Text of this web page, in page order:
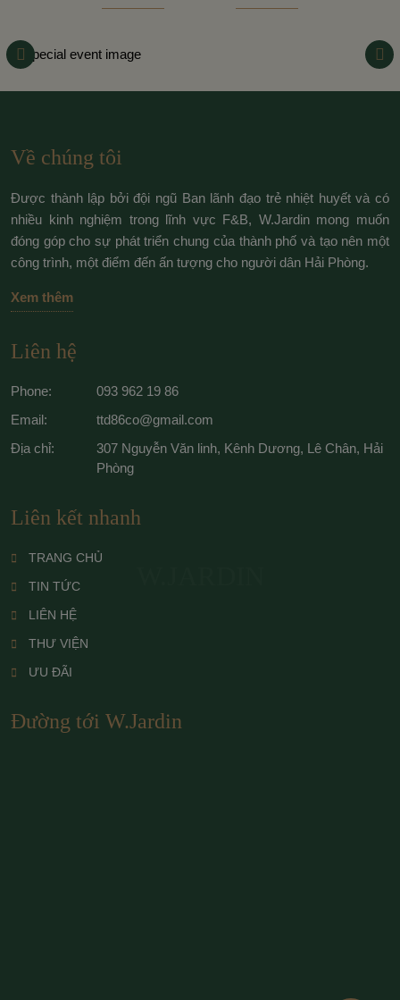
Về chúng tôi
Được thành lập bởi đội ngũ Ban lãnh đạo trẻ nhiệt huyết và có
nhiều kinh nghiệm trong lĩnh vực F&B, W.Jardin mong muốn
đóng góp cho sự phát triển chung của thành phố và tạo nên một
công trình, một điểm đến ấn tượng cho người dân Hải Phòng.
Xem thêm
Liên hệ
Phone:
093 962 19 86
Email:
ttd86co@gmail.com
Địa chỉ:
307 Nguyễn Văn linh, Kênh Dương, Lê Chân, Hải
Phòng
Liên kết nhanh
TRANG CHỦ
TIN TỨC
LIÊN HỆ
THƯ VIỆN
ƯU ĐÃI
Đường tới W.Jardin